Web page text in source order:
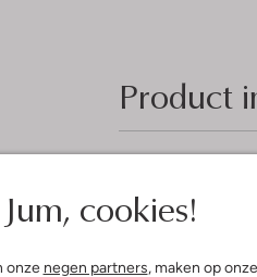
Jum, cookies!
onze negen partners, maken op
Product
(5)
2025door S.